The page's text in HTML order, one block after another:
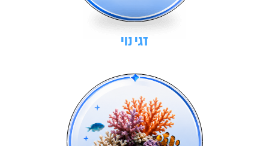
דגי נוי